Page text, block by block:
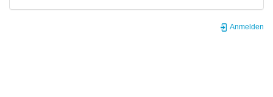
Anmelden